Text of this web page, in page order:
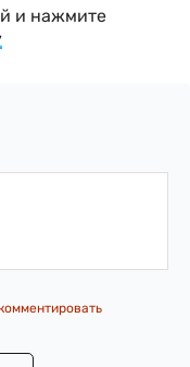
и нажмите